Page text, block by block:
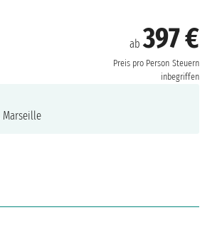
ab397 €
Preis pro Person Steuern
inbegriffen
Marseille